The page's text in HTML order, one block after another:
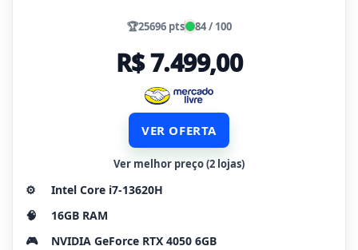
🏆25696 pts 84 / 100
R$ 7.499,00
VER OFERTA
Ver melhor preço (2 lojas)
⚙️
Intel Core i7-13620H
🧠
16GB RAM
🎮
NVIDIA GeForce RTX 4050 6GB